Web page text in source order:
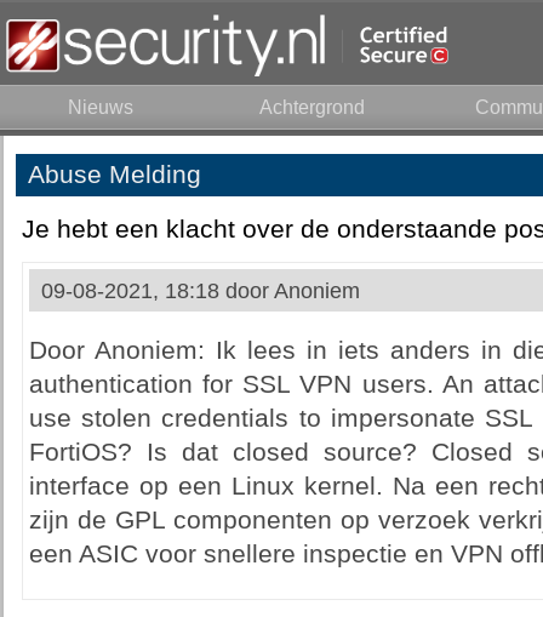
Nieuws Achtergrond
Abuse Melding
Je hebt een klacht over de onderstaande
09-08-2021, 18:18 door Anoniem
Door Anoniem: Ik lees in iets anders in
authentication for SSL VPN users. An
use stolen credentials to impersonate
FortiOS? Is dat closed source? Closed
interface op een Linux kernel. Na een
zijn de GPL componenten op verzoek
een ASIC voor snellere inspectie en VPN